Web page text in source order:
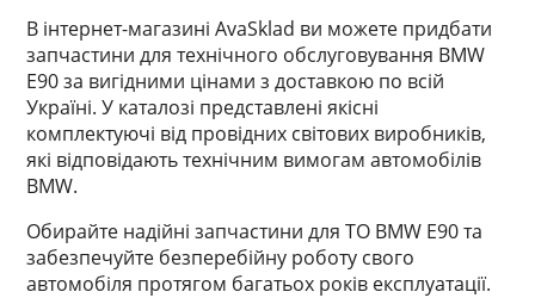
В інтернет-магазині AvaSklad ви можете придбати
запчастини для технічного обслуговування BMW
E90 за вигідними цінами з доставкою по всій
Україні. У каталозі представлені якісні
комплектуючі від провідних світових виробників,
які відповідають технічним вимогам автомобілів
BMW.
Обирайте надійні запчастини для ТО BMW E90 та
забезпечуйте безперебійну роботу свого
автомобіля протягом багатьох років експлуатації.